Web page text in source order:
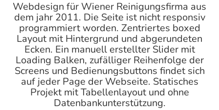
Webdesign für Wiener Reinigungsfirma aus
dem jahr 2011. Die Seite ist nicht responsiv
programmiert worden. Zentriertes boxed
Layout mit Hintergrund und abgerundeten
Ecken. Ein manuell erstellter Slider mit
Loading Balken, zufälliger Reihenfolge der
Screens und Bedienungsbuttons findet sich
auf jeder Page der Webseite. Statisches
Projekt mit Tabellenlayout und ohne
Datenbankunterstützung.